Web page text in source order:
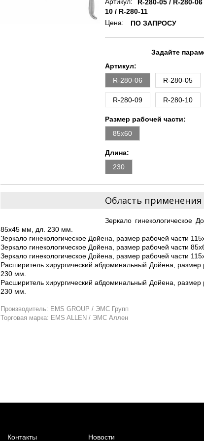
Артикул:
R-280-05 / R-280-
10 / R-280-11
Цена:
ПО ЗАПРОСУ
Задайте
Артикул:
R-280-06
R-280-05
R-280-09 R-280-10
Размер рабочей части:
85х60
Длина:
230
Область применения
Зеркало гинекологическое
85х45 мм, дл. 230 мм.
Зеркало гинекологическое Дойена, размер рабочей части
Зеркало гинекологическое Дойена, размер рабочей части
Зеркало гинекологическое Дойена, размер рабочей части
Расширитель хирургический абдоминальный Дойена, размер
230 мм.
Расширитель хирургический абдоминальный Дойена, размер
230 мм.
Производитель: EMS GROUP / ЭМС Групп
Торговая марка: EMS ALLEN / ЭМС Аллен
Контакты Новости